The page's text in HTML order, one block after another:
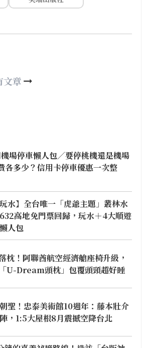
文章
場停車懶人包／要停桃機還是機場
各多少？信用卡停車優惠一次整
玩水】全台唯一「虎爺主題」叢林水
高地免門票回歸，玩水＋4大順遊
人包
枕！阿聯酋航空經濟艙座椅升級，
U-Dream頭枕」包覆頭頸超好睡
聖！忠泰美術館10週年：藤本壯介
，1:5大屋根8月震撼空降台北